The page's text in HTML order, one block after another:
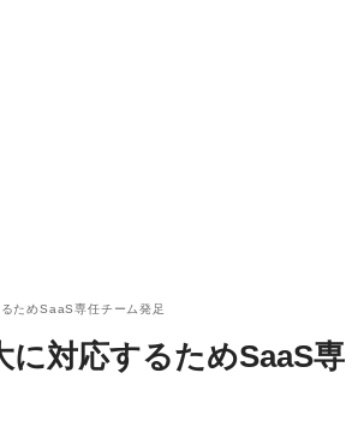
ためSaaS専任チーム発足
に対応するためSaaS専